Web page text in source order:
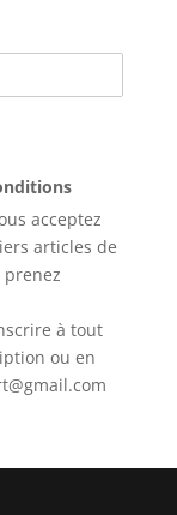
acceptez
articles de
à tout
ou en